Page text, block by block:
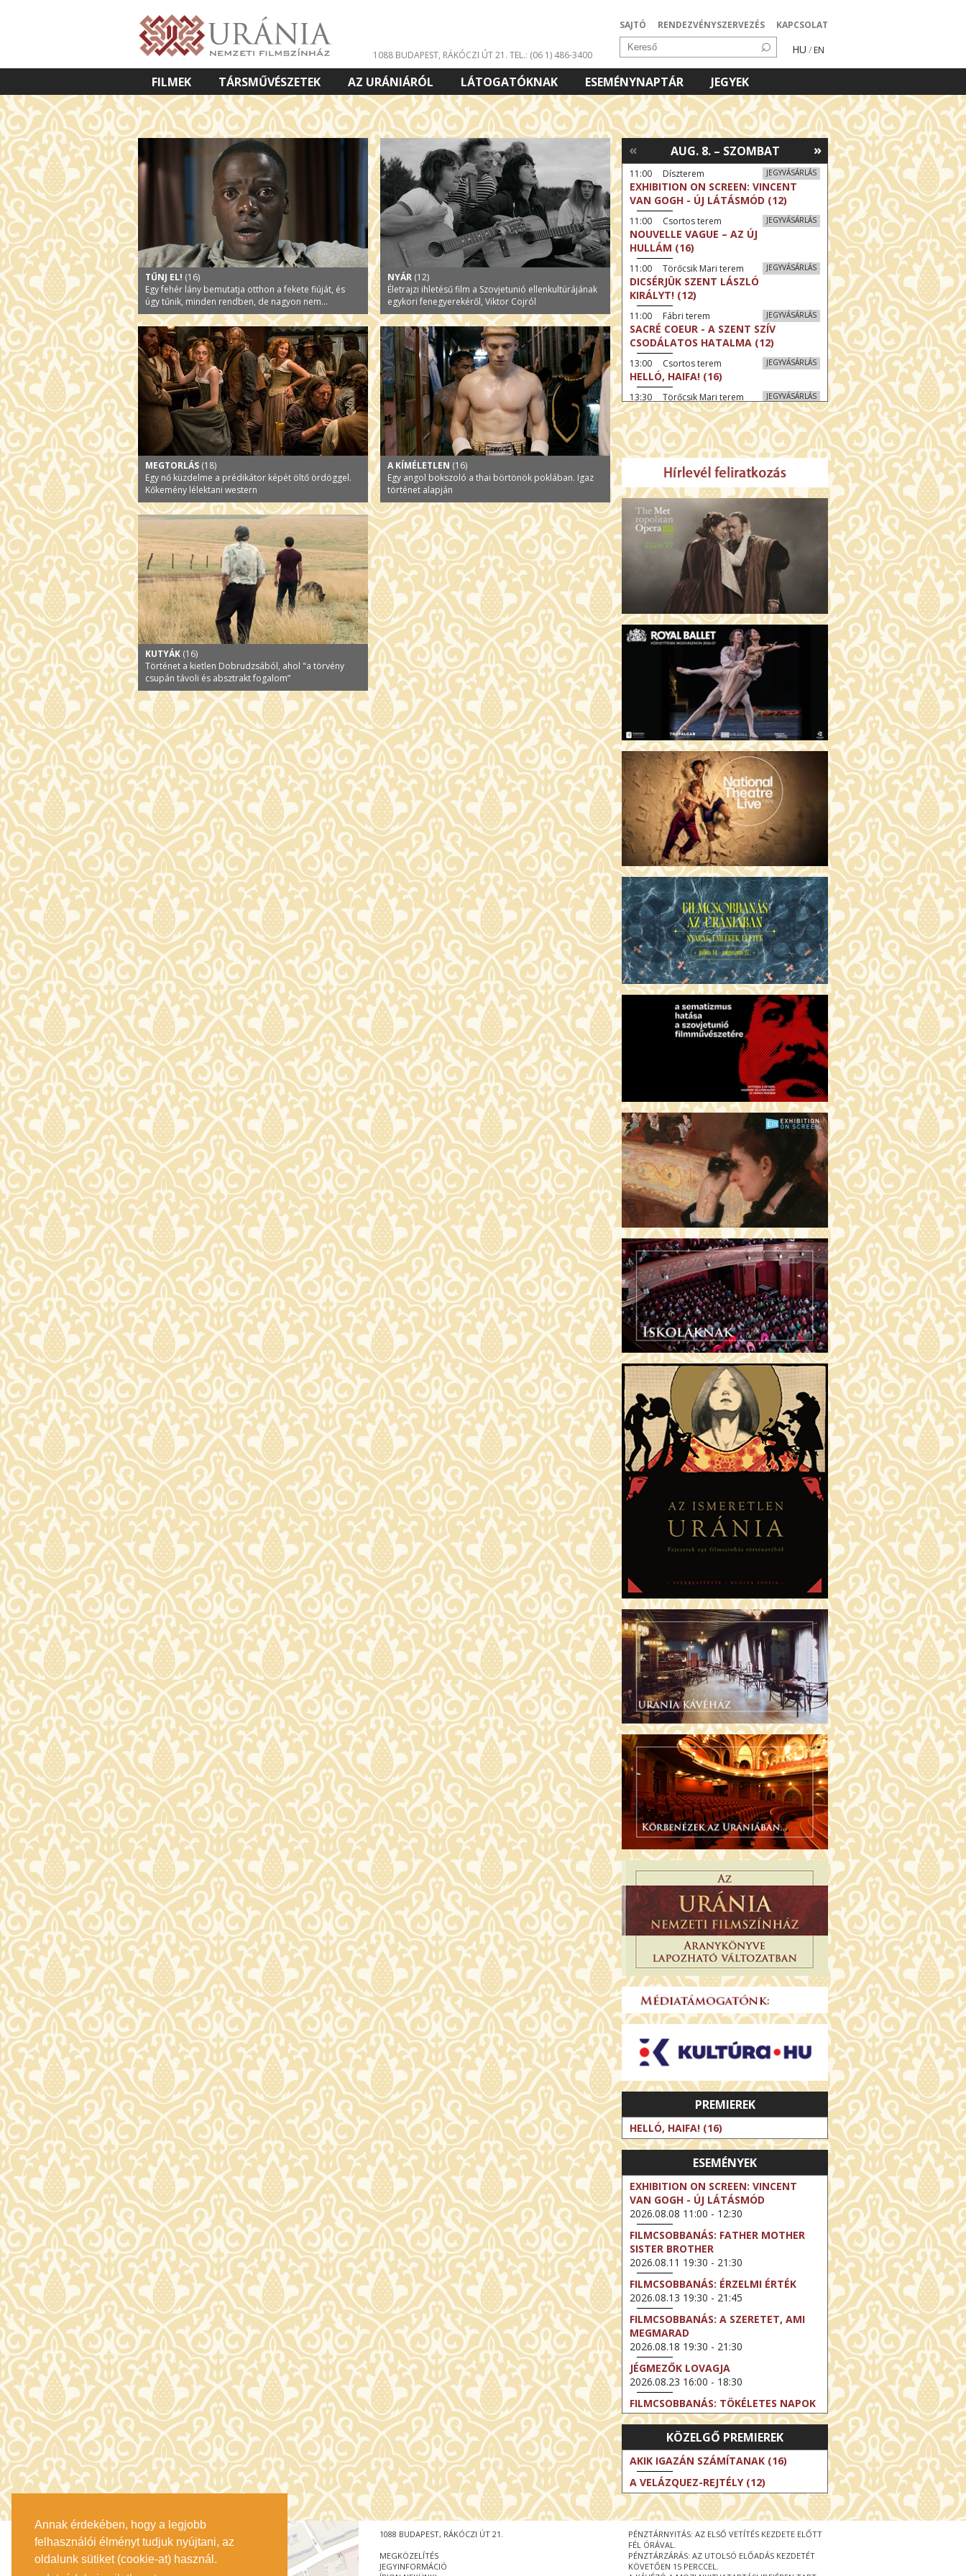
Annak érdekében, hogy a legjobb
felhasználói élményt tudjuk nyújtani, az
oldalunk sütiket (cookie-at) használ.
SAJTÓ RENDEZVÉNYSZERVEZÉS KAPCSOLAT
HU / EN
1088 BUDAPEST, RÁKÓCZI ÚT 21. TEL.: (06 1) 486-3400
FILMEK TÁRSMŰVÉSZETEK AZ URÁNIÁRÓL LÁTOGATÓKNAK ESEMÉNYNAPTÁR
JEGYEK
VETÍTETT KÉPES ELŐADÁSOK
TŰNJ EL! (16)
Egy fehér lány bemutatja otthon a fekete fiúját, és
úgy tűnik, minden rendben, de nagyon nem...
NYÁR (12)
Életrajzi ihletésű film a Szovjetunió ellenkultúrájának
egykori fenegyerekéről, Viktor Cojról
MEGTORLÁS (18)
Egy nő küzdelme a prédikátor képét öltő ördöggel.
Kőkemény lélektani western
A KÍMÉLETLEN (16)
Egy angol bokszoló a thai börtönök poklában. Igaz
történet alapján
KUTYÁK (16)
Történet a kietlen Dobrudzsából, ahol "a törvény
csupán távoli és absztrakt fogalom”
»
AUG. 8. – SZOMBAT
«
JEGYVÁSÁRLÁS
11:00 Díszterem
EXHIBITION ON SCREEN: VINCENT
VAN GOGH - ÚJ LÁTÁSMÓD (12)
JEGYVÁSÁRLÁS
11:00 Csortos terem
NOUVELLE VAGUE – AZ ÚJ
HULLÁM (16)
JEGYVÁSÁRLÁS
11:00 Törőcsik Mari terem
DICSÉRJÜK SZENT LÁSZLÓ
KIRÁLYT! (12)
JEGYVÁSÁRLÁS
11:00 Fábri terem
SACRÉ COEUR - A SZENT SZÍV
CSODÁLATOS HATALMA (12)
JEGYVÁSÁRLÁS
13:00 Csortos terem
HELLÓ, HAIFA! (16)
JEGYVÁSÁRLÁS
13:30 Törőcsik Mari terem
A KEGYELEM (16)
JEGYVÁSÁRLÁS
13:30 Díszterem
MAGYAR MENYEGZŐ (12)
14:30 Fábri terem
MESSZI ÉSZAK (12)
JEGYVÁSÁRLÁS
15:00 Csortos terem
MOHÁCS – VILÁGOK HARCA (12)
15:30 Díszterem
ODÜSSZEIA (16)
JEGYVÁSÁRLÁS
16:00 Törőcsik Mari terem
TALÁLKOZÁS A BUDDHÁVAL (12)
JEGYVÁSÁRLÁS
17:00 Fábri terem
MOMO (12)
17:00 Csortos terem
ARGENTIN TÖRTÉNETEK (16)
19:00 Fábri terem
AZ ÖRDÖG PRADÁT VISEL 2. (12)
19:00 Csortos terem
ÁDÁM ALMÁI (16)
JEGYVÁSÁRLÁS
19:00 Törőcsik Mari terem
HOGYAN TUDNÉK ÉLNI
NÉLKÜLED? (12)
JEGYVÁSÁRLÁS
19:00 Díszterem
ODÜSSZEIA (16)
PREMIEREK
HELLÓ, HAIFA! (16)
ESEMÉNYEK
EXHIBITION ON SCREEN: VINCENT
VAN GOGH - ÚJ LÁTÁSMÓD
2026.08.08 11:00 - 12:30
FILMCSOBBANÁS: FATHER MOTHER
SISTER BROTHER
2026.08.11 19:30 - 21:30
FILMCSOBBANÁS: ÉRZELMI ÉRTÉK
2026.08.13 19:30 - 21:45
FILMCSOBBANÁS: A SZERETET, AMI
MEGMARAD
2026.08.18 19:30 - 21:30
JÉGMEZŐK LOVAGJA
2026.08.23 16:00 - 18:30
FILMCSOBBANÁS: TÖKÉLETES NAPOK
2026.08.25 19:30 - 21:45
FILMCSOBBANÁS: IFJÚSÁG
2026.08.27 19:30 - 21:30
EXHIBITION ON SCREEN: VINCENT
VAN GOGH - ÚJ LÁTÁSMÓD
2026.08.30 11:00 - 12:30
NT LIVE / DAVID IRELAND: THE FIFTH
STEP
2026.09.01 19:00 - 21:00
BERLIN ELESTE
KÖZELGŐ PREMIEREK
AKIK IGAZÁN SZÁMÍTANAK (16)
A VELÁZQUEZ-REJTÉLY (12)
PÉNZTÁRNYITÁS: AZ ELSŐ VETÍTÉS KEZDETE ELŐTT
FÉL ÓRÁVAL.
PÉNZTÁRZÁRÁS: AZ UTOLSÓ ELŐADÁS KEZDETÉT
KÖVETŐEN 15 PERCCEL.
1088 BUDAPEST, RÁKÓCZI ÚT 21.
MEGKÖZELÍTÉS
JEGYINFORMÁCIÓ